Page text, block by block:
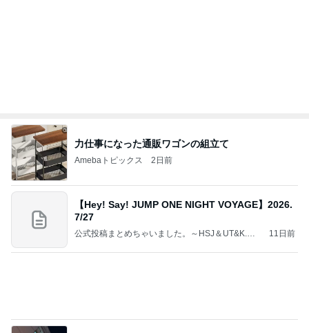
力仕事になった通販ワゴンの組立て
Amebaトピックス 2日前
【Hey! Say! JUMP ONE NIGHT VOYAGE】2026.
7/27
公式投稿まとめちゃいました。～HSJ＆UT&K.O.
11日前